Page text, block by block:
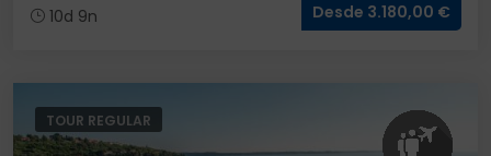
10d 9n Desde 3.180,00 €
TOUR REGULAR